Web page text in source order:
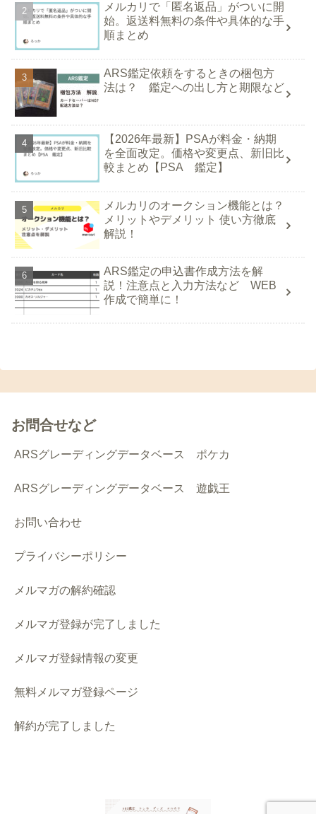
メルカリで「匿名返品」がついに開
始。返送料無料の条件や具体的な手
順まとめ
ARS鑑定依頼をするときの梱包方
法は？ 鑑定への出し方と期限など
【2026年最新】PSAが料金・納期
を全面改定。価格や変更点、新旧比
較まとめ【PSA 鑑定】
メルカリのオークション機能とは？
メリットやデメリット 使い方徹底
解説！
ARS鑑定の申込書作成方法を解
説！注意点と入力方法など WEB
作成で簡単に！
お問合せなど
ARSグレーディングデータベース ポケカ
ARSグレーディングデータベース 遊戯王
お問い合わせ
プライバシーポリシー
メルマガの解約確認
メルマガ登録が完了しました
メルマガ登録情報の変更
無料メルマガ登録ページ
解約が完了しました